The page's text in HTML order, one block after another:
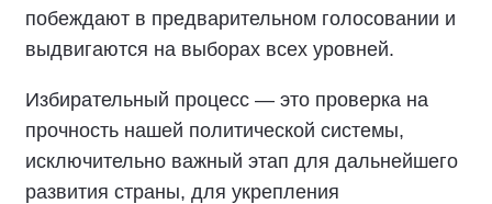
побеждают в предварительном голосовании и
выдвигаются на выборах всех уровней.
Избирательный процесс — это проверка на
прочность нашей политической системы,
исключительно важный этап для дальнейшего
развития страны, для укрепления